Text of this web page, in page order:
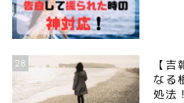
28
【
なる
処法！